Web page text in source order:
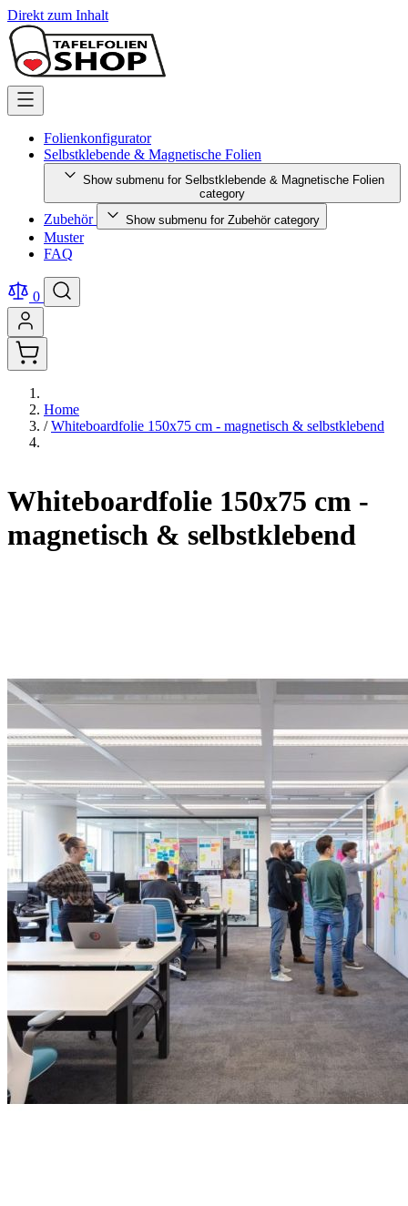
Direkt zum Inhalt
Folienkonfigurator
Selbstklebende & Magnetische Folien
Show submenu for Selbstklebende & Magnetische Folien
category
Zubehör Show submenu for Zubehör category
Muster
FAQ
0
Home
/ Whiteboardfolie 150x75 cm - magnetisch & selbstklebend
Whiteboardfolie 150x75 cm -
magnetisch & selbstklebend